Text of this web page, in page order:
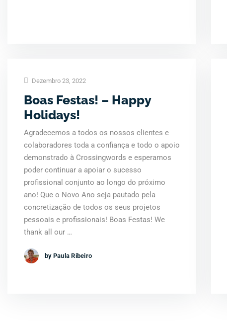
Dezembro 23, 2022
Boas Festas! – Happy
Holidays!
Agradecemos a todos os nossos clientes e
colaboradores toda a confiança e todo o apoio
demonstrado à Crossingwords e esperamos
poder continuar a apoiar o sucesso
profissional conjunto ao longo do próximo
ano! Que o Novo Ano seja pautado pela
concretização de todos os seus projetos
pessoais e profissionais! Boas Festas! We
thank all our …
by Paula Ribeiro